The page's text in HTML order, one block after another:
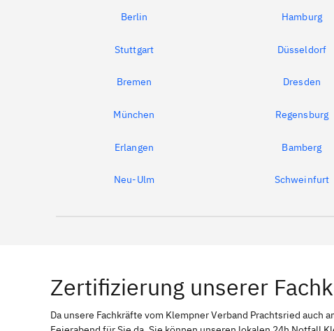
Berlin Hamburg
Stuttgart Düsseldorf
Bremen Dresden
München Regensburg
Erlangen Bamberg
Neu-Ulm Schweinfurt
Zertifizierung unserer
Da unsere Fachkräfte vom Klempner Verband Prachtsried auch